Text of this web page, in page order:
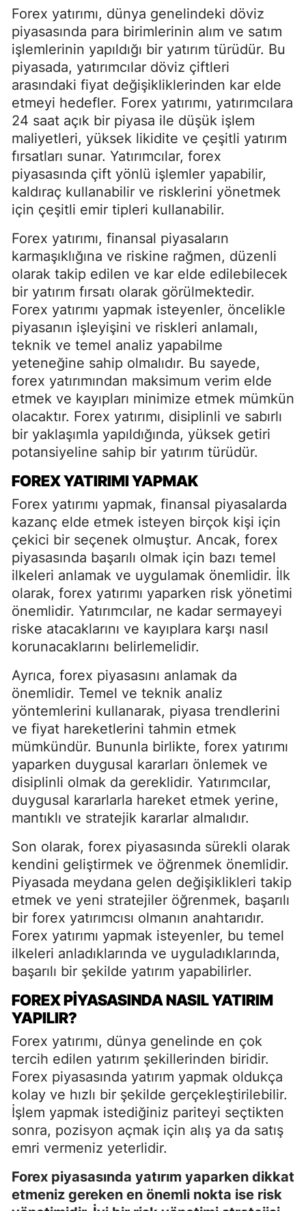
Forex yatırımı, dünya genelindeki döviz
piyasasında para birimlerinin alım ve satım
işlemlerinin yapıldığı bir yatırım türüdür. Bu
piyasada, yatırımcılar döviz çiftleri
arasındaki fiyat değişikliklerinden kar elde
etmeyi hedefler. Forex yatırımı, yatırımcılara
24 saat açık bir piyasa ile düşük işlem
maliyetleri, yüksek likidite ve çeşitli yatırım
fırsatları sunar. Yatırımcılar, forex
piyasasında çift yönlü işlemler yapabilir,
kaldıraç kullanabilir ve risklerini yönetmek
için çeşitli emir tipleri kullanabilir.
Forex yatırımı, finansal piyasaların
karmaşıklığına ve riskine rağmen, düzenli
olarak takip edilen ve kar elde edilebilecek
bir yatırım fırsatı olarak görülmektedir.
Forex yatırımı yapmak isteyenler, öncelikle
piyasanın işleyişini ve riskleri anlamalı,
teknik ve temel analiz yapabilme
yeteneğine sahip olmalıdır. Bu sayede,
forex yatırımından maksimum verim elde
etmek ve kayıpları minimize etmek mümkün
olacaktır. Forex yatırımı, disiplinli ve sabırlı
bir yaklaşımla yapıldığında, yüksek getiri
potansiyeline sahip bir yatırım türüdür.
FOREX YATIRIMI YAPMAK
Forex yatırımı yapmak, finansal piyasalarda
kazanç elde etmek isteyen birçok kişi için
çekici bir seçenek olmuştur. Ancak, forex
piyasasında başarılı olmak için bazı temel
ilkeleri anlamak ve uygulamak önemlidir. İlk
olarak, forex yatırımı yaparken risk yönetimi
önemlidir. Yatırımcılar, ne kadar sermayeyi
riske atacaklarını ve kayıplara karşı nasıl
korunacaklarını belirlemelidir.
Ayrıca, forex piyasasını anlamak da
önemlidir. Temel ve teknik analiz
yöntemlerini kullanarak, piyasa trendlerini
ve fiyat hareketlerini tahmin etmek
mümkündür. Bununla birlikte, forex yatırımı
yaparken duygusal kararları önlemek ve
disiplinli olmak da gereklidir. Yatırımcılar,
duygusal kararlarla hareket etmek yerine,
mantıklı ve stratejik kararlar almalıdır.
Son olarak, forex piyasasında sürekli olarak
kendini geliştirmek ve öğrenmek önemlidir.
Piyasada meydana gelen değişiklikleri takip
etmek ve yeni stratejiler öğrenmek, başarılı
bir forex yatırımcısı olmanın anahtarıdır.
Forex yatırımı yapmak isteyenler, bu temel
ilkeleri anladıklarında ve uyguladıklarında,
başarılı bir şekilde yatırım yapabilirler.
FOREX PIYASASINDA NASIL YATIRIM
YAPILIR?
Forex yatırımı, dünya genelinde en çok
tercih edilen yatırım şekillerinden biridir.
Forex piyasasında yatırım yapmak oldukça
kolay ve hızlı bir şekilde gerçekleştirilebilir.
İşlem yapmak istediğiniz pariteyi seçtikten
sonra, pozisyon açmak için alış ya da satış
emri vermeniz yeterlidir.
Forex piyasasında yatırım yaparken dikkat
etmeniz gereken en önemli nokta ise risk